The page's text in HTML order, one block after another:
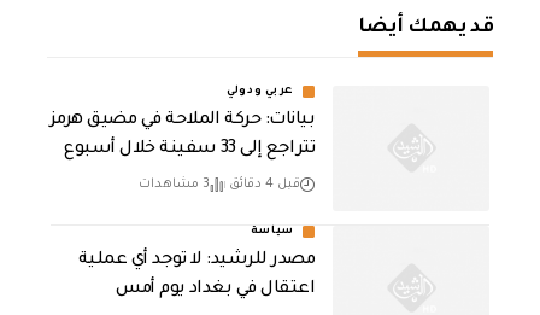
قد يهمك أيضا
عربي ودولي
بيانات: حركة الملاحة في مضيق هرمز
تتراجع إلى 33 سفينة خلال أسبوع
قبل 4 دقائق 3 مشاهدات
سياسة
مصدر للرشيد: لا توجد أي عملية
اعتقال في بغداد يوم أمس